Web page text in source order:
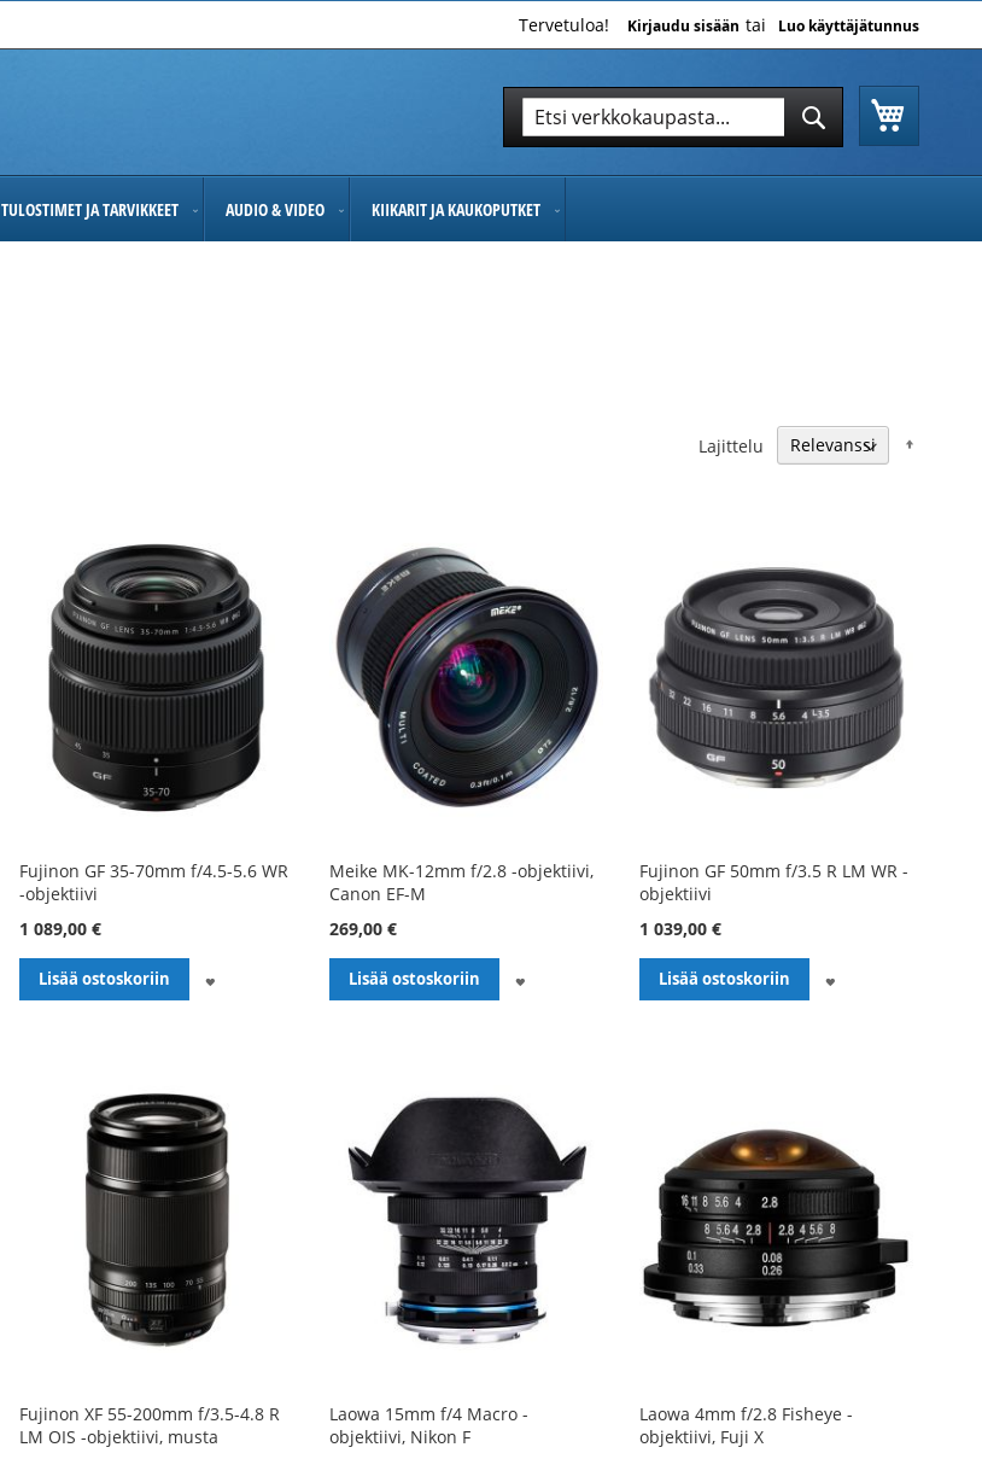
Tervetuloa! Kirjaudu sisään Luo käyttäjätunnus
Hae
TULOSTIMET JA TARVIKKEET AUDIO & VIDEO KIIKARIT JA KAUKOPUTKET
Lajittelu
Fujinon GF 35-70mm f/4.5-5.6 WR
-objektiivi
1 089,00 €
Lisää ostoskoriin
Meike MK-12mm f/2.8 -objektiivi,
Canon EF-M
269,00 €
Lisää ostoskoriin
Fujinon GF 50mm f/3.5 R LM WR -
objektiivi
1 039,00 €
Lisää ostoskoriin
Fujinon XF 55-200mm f/3.5-4.8 R
LM OIS -objektiivi, musta
Laowa 15mm f/4 Macro -
objektiivi, Nikon F
Laowa 4mm f/2.8 Fisheye -
objektiivi, Fuji X